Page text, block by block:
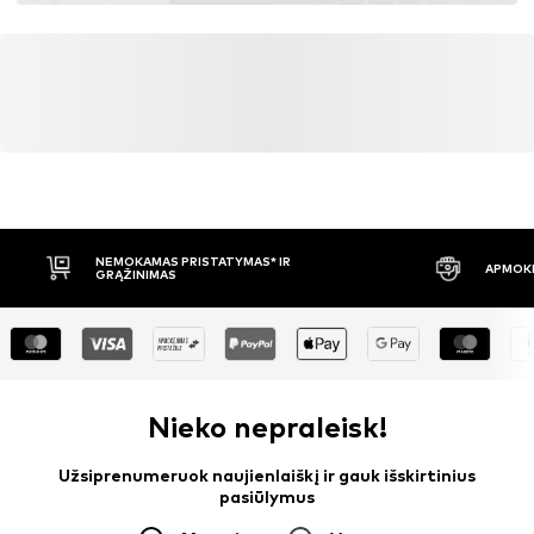
NEMOKAMAS PRISTATYMAS* IR
GRĄŽINIMAS
Nieko nepraleisk!
Užsiprenumeruok naujienlaiškį ir gauk išskirtinius
pasiūlymus